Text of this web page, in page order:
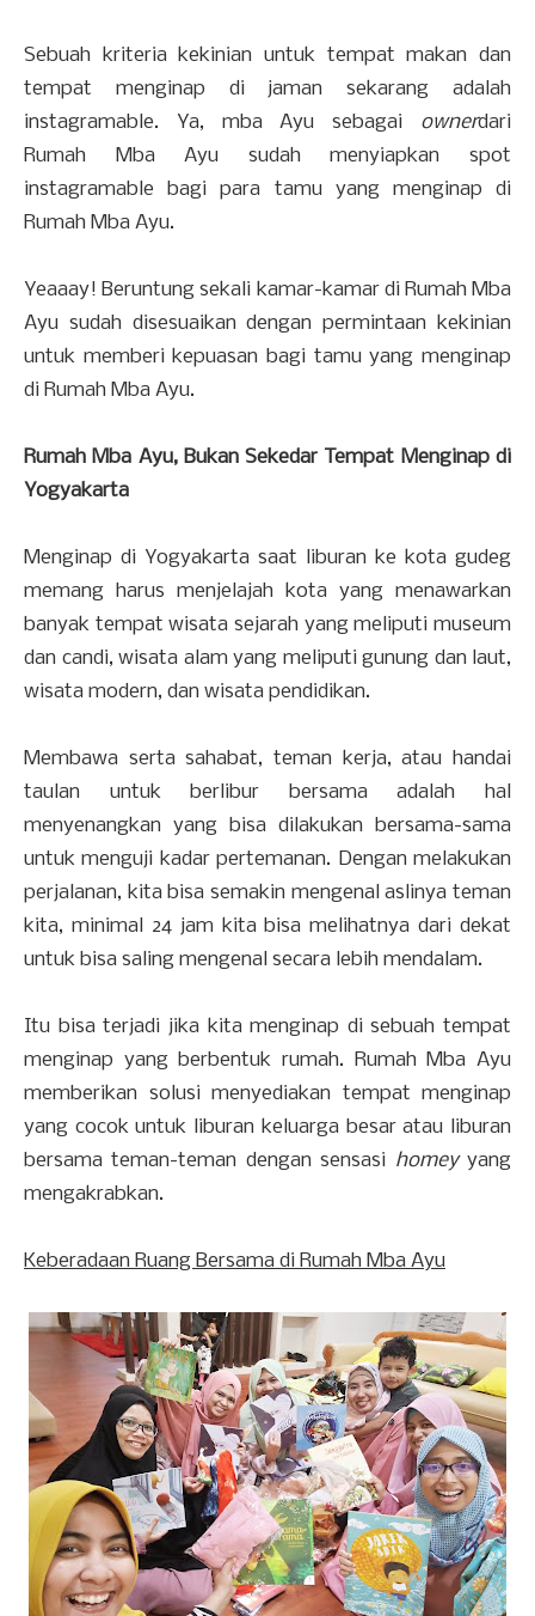
Sebuah kriteria kekinian untuk tempat makan dan
tempat menginap di jaman sekarang adalah
instagramable. Ya, mba Ayu sebagai ownerdari
Rumah Mba Ayu sudah menyiapkan spot
instagramable bagi para tamu yang menginap di
Rumah Mba Ayu.
Yeaaay! Beruntung sekali kamar-kamar di Rumah Mba
Ayu sudah disesuaikan dengan permintaan kekinian
untuk memberi kepuasan bagi tamu yang menginap
di Rumah Mba Ayu.
Rumah Mba Ayu, Bukan Sekedar Tempat Menginap di
Yogyakarta
Menginap di Yogyakarta saat liburan ke kota gudeg
memang harus menjelajah kota yang menawarkan
banyak tempat wisata sejarah yang meliputi museum
dan candi, wisata alam yang meliputi gunung dan laut,
wisata modern, dan wisata pendidikan.
Membawa serta sahabat, teman kerja, atau handai
taulan untuk berlibur bersama adalah hal
menyenangkan yang bisa dilakukan bersama-sama
untuk menguji kadar pertemanan. Dengan melakukan
perjalanan, kita bisa semakin mengenal aslinya teman
kita, minimal 24 jam kita bisa melihatnya dari dekat
untuk bisa saling mengenal secara lebih mendalam.
Itu bisa terjadi jika kita menginap di sebuah tempat
menginap yang berbentuk rumah. Rumah Mba Ayu
memberikan solusi menyediakan tempat menginap
yang cocok untuk liburan keluarga besar atau liburan
bersama teman-teman dengan sensasi homeyyang
mengakrabkan.
Keberadaan Ruang Bersama di Rumah Mba Ayu